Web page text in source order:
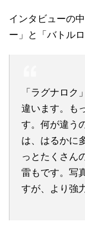
インタビューの
ー」と「バトル
「ラグナロク
違います。も
す。何が違う
は、はるかに
っとたくさん
雷もです。写
すが、より強